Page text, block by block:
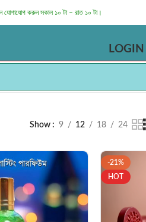
যোগাযোগ করুন সকাল ১০ টা – রাত ১০ টা।
Show 9 12 18 24
-21%
HOT